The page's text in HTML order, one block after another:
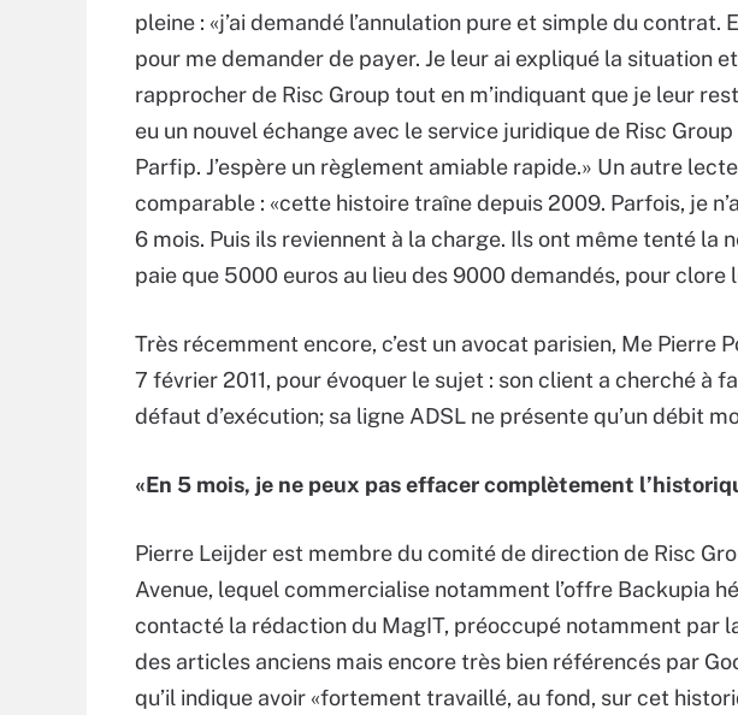
pleine : «j’ai demandé l’annulation pure et simple du contrat.
pour me demander de payer. Je leur ai expliqué la situation
rapprocher de Risc Group tout en m’indiquant que je leur
eu un nouvel échange avec le service juridique de Risc
Parfip. J’espère un règlement amiable rapide.» Un autre
comparable : «cette histoire traîne depuis 2009. Parfois, je
6 mois. Puis ils reviennent à la charge. Ils ont même tenté la
paie que 5000 euros au lieu des 9000 demandés, pour clore
Très récemment encore, c’est un avocat parisien, Me Pierre
7 février 2011, pour évoquer le sujet : son client a cherché à
défaut d’exécution; sa ligne ADSL ne présente qu’un débit
«En 5 mois, je ne peux pas effacer complètement
Pierre Leijder est membre du comité de direction de Risc
Avenue, lequel commercialise notamment l’offre Backupia
contacté la rédaction du MagIT, préoccupé notamment par
des articles anciens mais encore très bien référencés par
qu’il indique avoir «fortement travaillé, au fond, sur cet